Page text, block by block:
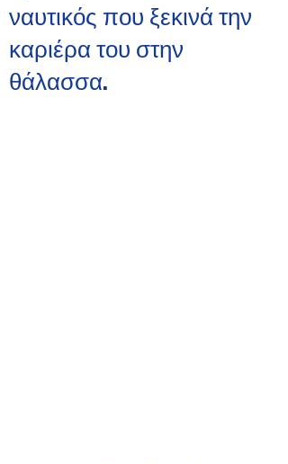
ναυτικός που ξεκινά την
καριέρα του στην
θάλασσα.